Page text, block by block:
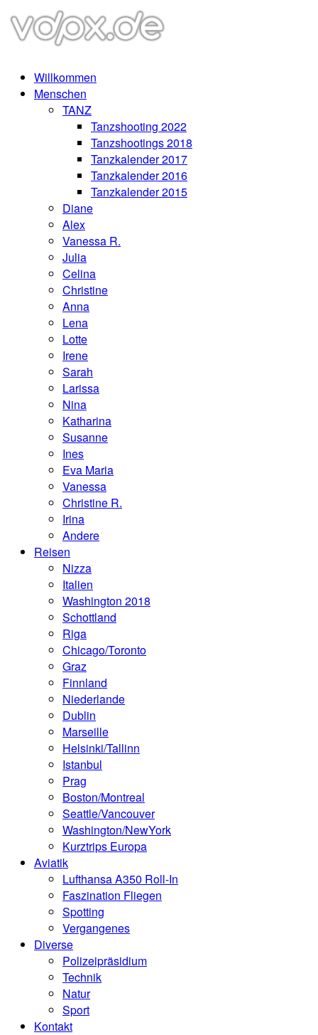
Willkommen
Menschen
TANZ
Tanzshooting 2022
Tanzshootings 2018
Tanzkalender 2017
Tanzkalender 2016
Tanzkalender 2015
Diane
Alex
Vanessa R.
Julia
Celina
Christine
Anna
Lena
Lotte
Irene
Sarah
Larissa
Nina
Katharina
Susanne
Ines
Eva Maria
Vanessa
Christine R.
Irina
Andere
Reisen
Nizza
Italien
Washington 2018
Schottland
Riga
Chicago/Toronto
Graz
Finnland
Niederlande
Dublin
Marseille
Helsinki/Tallinn
Istanbul
Prag
Boston/Montreal
Seattle/Vancouver
Washington/NewYork
Kurztrips Europa
Aviatik
Lufthansa A350 Roll-In
Faszination Fliegen
Spotting
Vergangenes
Diverse
Polizeipräsidium
Technik
Natur
Sport
Kontakt